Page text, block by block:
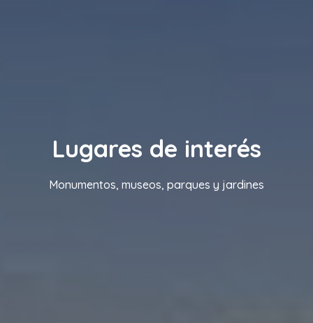
Lugares de interés
Monumentos, museos, parques y jardines